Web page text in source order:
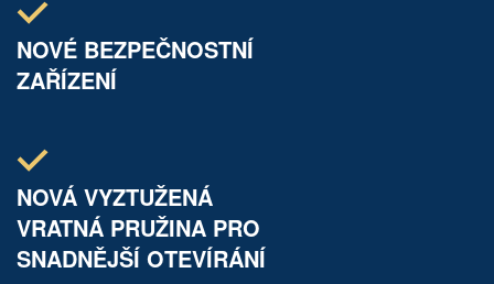
NOVÉ BEZPEČNOSTNÍ
ZAŘÍZENÍ
NOVÁ VYZTUŽENÁ
VRATNÁ PRUŽINA PRO
SNADNĚJŠÍ OTEVÍRÁNÍ